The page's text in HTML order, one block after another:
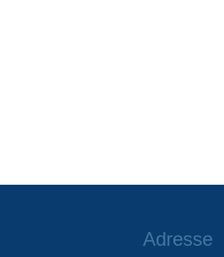
Adresse